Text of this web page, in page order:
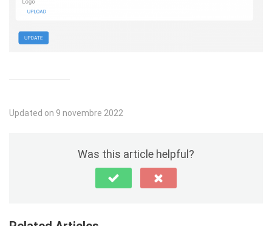
Updated on 9 novembre 2022
Was this article helpful?